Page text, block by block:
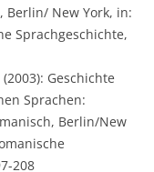
Berlin/ New York, in:
Sprachgeschichte,
Geschichte
Sprachen:
Berlin/New
208